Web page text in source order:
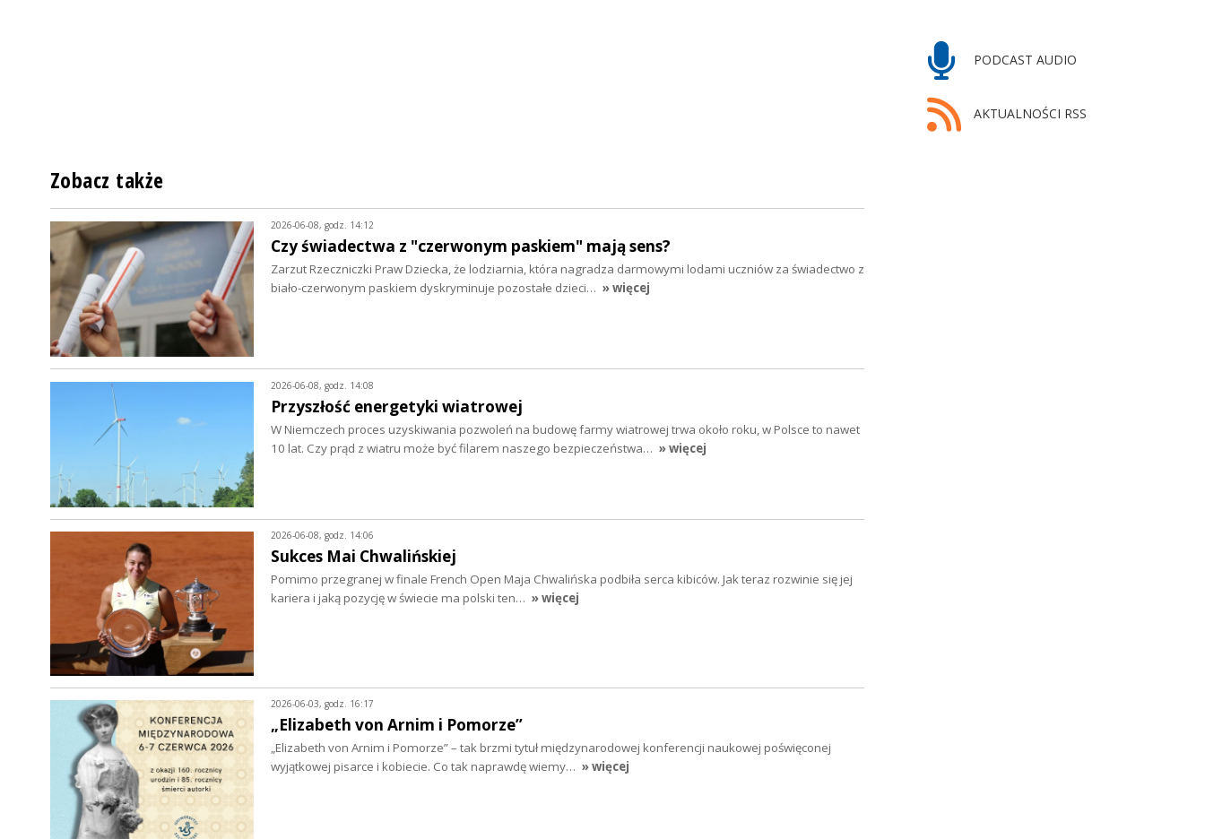
PODCAST AUDIO
AKTUALNOŚCI RSS
Zobacz także
2026-06-08, godz. 14:12
Czy świadectwa z "czerwonym paskiem" mają sens?
Zarzut Rzeczniczki Praw Dziecka, że lodziarnia, która nagradza darmowymi lodami uczniów za świadectwo z
biało-czerwonym paskiem dyskryminuje pozostałe dzieci… » więcej
2026-06-08, godz. 14:08
Przyszłość energetyki wiatrowej
W Niemczech proces uzyskiwania pozwoleń na budowę farmy wiatrowej trwa około roku, w Polsce to nawet
10 lat. Czy prąd z wiatru może być filarem naszego bezpieczeństwa… » więcej
2026-06-08, godz. 14:06
Sukces Mai Chwalińskiej
Pomimo przegranej w finale French Open Maja Chwalińska podbiła serca kibiców. Jak teraz rozwinie się jej
kariera i jaką pozycję w świecie ma polski ten… » więcej
2026-06-03, godz. 16:17
„Elizabeth von Arnim i Pomorze”
„Elizabeth von Arnim i Pomorze” – tak brzmi tytuł międzynarodowej konferencji naukowej poświęconej
wyjątkowej pisarce i kobiecie. Co tak naprawdę wiemy… » więcej